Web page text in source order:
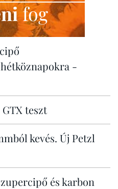
fog
-
teszt
kevés. Új Petzl
és karbon